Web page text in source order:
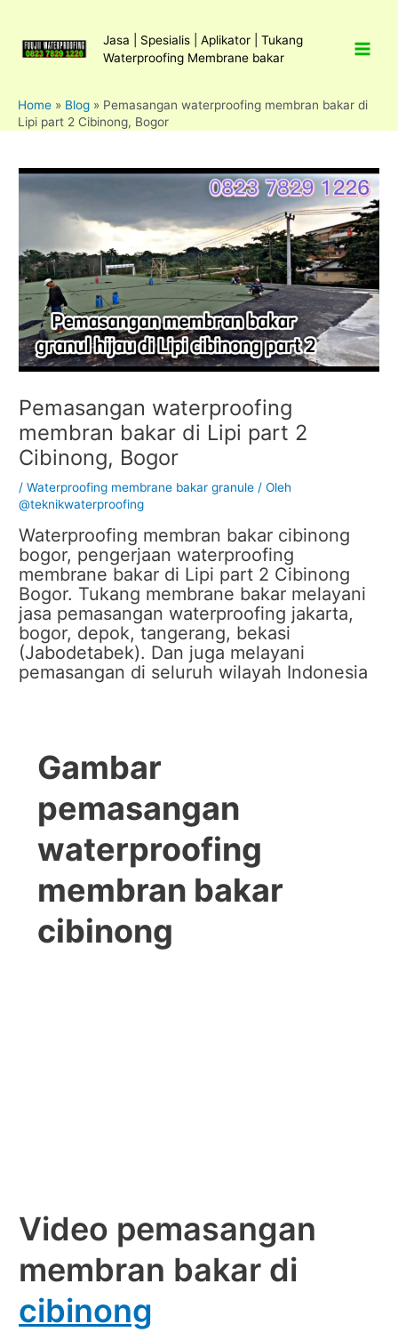
konten
Jasa | Spesialis | Aplikator | Tukang
Waterproofing Membrane bakar
Home » Blog » Pemasangan waterproofing membran bakar di
Lipi part 2 Cibinong, Bogor
Pemasangan waterproofing
membran bakar di Lipi part 2
Cibinong, Bogor
/Waterproofing membrane bakar granule / Oleh
@teknikwaterproofing
Waterproofing membran bakar cibinong
bogor, pengerjaan waterproofing
membrane bakar di Lipi part 2 Cibinong
Bogor. Tukang membrane bakar melayani
jasa pemasangan waterproofing jakarta,
bogor, depok, tangerang, bekasi
(Jabodetabek). Dan juga melayani
pemasangan di seluruh wilayah Indonesia
Gambar
pemasangan
waterproofing
membran bakar
cibinong
Video pemasangan
membran bakar di
cibinong